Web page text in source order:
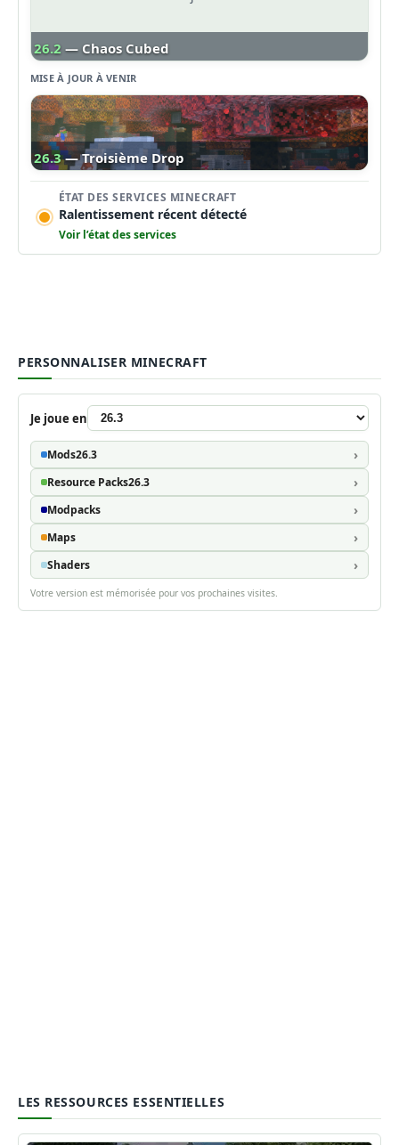
26.2 — Chaos Cubed
MISE À JOUR À VENIR
26.3 — Troisième Drop
ÉTAT DES SERVICES MINECRAFT
Ralentissement récent détecté
Voir l’état des services
PERSONNALISER MINECRAFT
Je joue en
Mods26.3
Resource Packs26.3
Modpacks
Maps
Shaders
Votre version est mémorisée pour vos prochaines visites.
LES RESSOURCES ESSENTIELLES